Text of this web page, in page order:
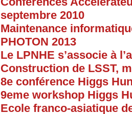
septembre 2010
Maintenance
PHOTON 2013
Le LPNHE s’associe à
Construction de LSST,
8e conférence Higgs
9eme workshop Higgs
Ecole franco-asiatique